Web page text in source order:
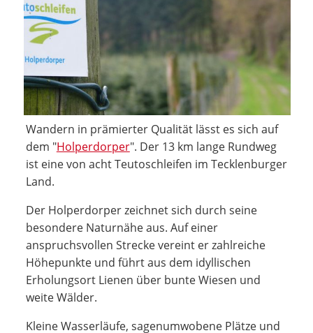
Wandern in prämierter Qualität lässt es sich auf
dem "Holperdorper". Der 13 km lange Rundweg
ist eine von acht Teutoschleifen im Tecklenburger
Land.
Der Holperdorper zeichnet sich durch seine
besondere Naturnähe aus. Auf einer
anspruchsvollen Strecke vereint er zahlreiche
Höhepunkte und führt aus dem idyllischen
Erholungsort Lienen über bunte Wiesen und
weite Wälder.
Kleine Wasserläufe, sagenumwobene Plätze und